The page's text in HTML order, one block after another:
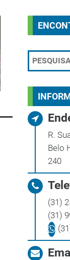
R.
Belo
240
(31)
(31)